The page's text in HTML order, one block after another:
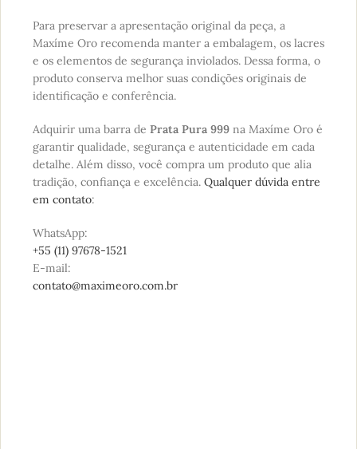
Para preservar a apresentação original da peça, a
Maxíme Oro recomenda manter a embalagem, os lacres
e os elementos de segurança inviolados. Dessa forma, o
produto conserva melhor suas condições originais de
identificação e conferência.
Adquirir uma barra de Prata Pura 999 na Maxíme Oro é
garantir qualidade, segurança e autenticidade em cada
detalhe. Além disso, você compra um produto que alia
tradição, confiança e excelência. Qualquer dúvida entre
em contato:
WhatsApp:
+55 (11) 97678-1521
E-mail:
contato@maximeoro.com.br